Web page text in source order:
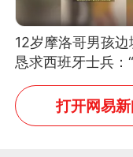
12岁摩洛哥男孩边
恳求西班牙士兵：
可以不要把我遣返
打开网易